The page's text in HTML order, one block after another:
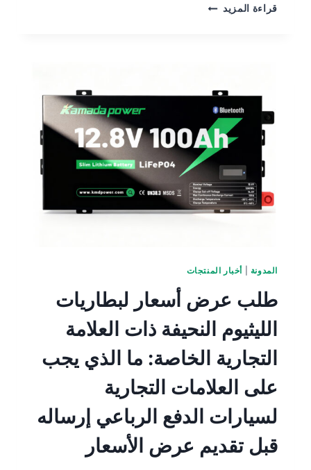
قراءة المزيد
المدونة أخبار المنتجات
طلب عرض أسعار لبطاريات
الليثيوم النحيفة ذات العلامة
التجارية الخاصة: ما الذي يجب
على العلامات التجارية
لسيارات الدفع الرباعي إرساله
قبل تقديم عرض الأسعار